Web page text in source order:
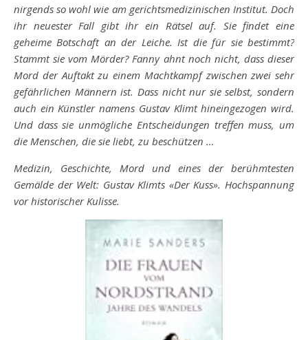
nirgends so wohl wie am gerichtsmedizinischen Institut. Doch
ihr neuester Fall gibt ihr ein Rätsel auf. Sie findet eine
geheime Botschaft an der Leiche. Ist die für sie bestimmt?
Stammt sie vom Mörder? Fanny ahnt noch nicht, dass dieser
Mord der Auftakt zu einem Machtkampf zwischen zwei sehr
gefährlichen Männern ist. Dass nicht nur sie selbst, sondern
auch ein Künstler namens Gustav Klimt hineingezogen wird.
Und dass sie unmögliche Entscheidungen treffen muss, um
die Menschen, die sie liebt, zu beschützen …
Medizin, Geschichte, Mord und eines der berühmtesten
Gemälde der Welt: Gustav Klimts «Der Kuss». Hochspannung
vor historischer Kulisse.